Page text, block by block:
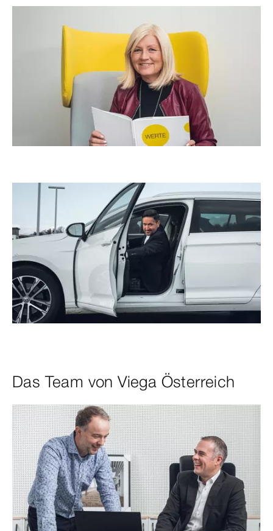
Das Team von Viega Österreich